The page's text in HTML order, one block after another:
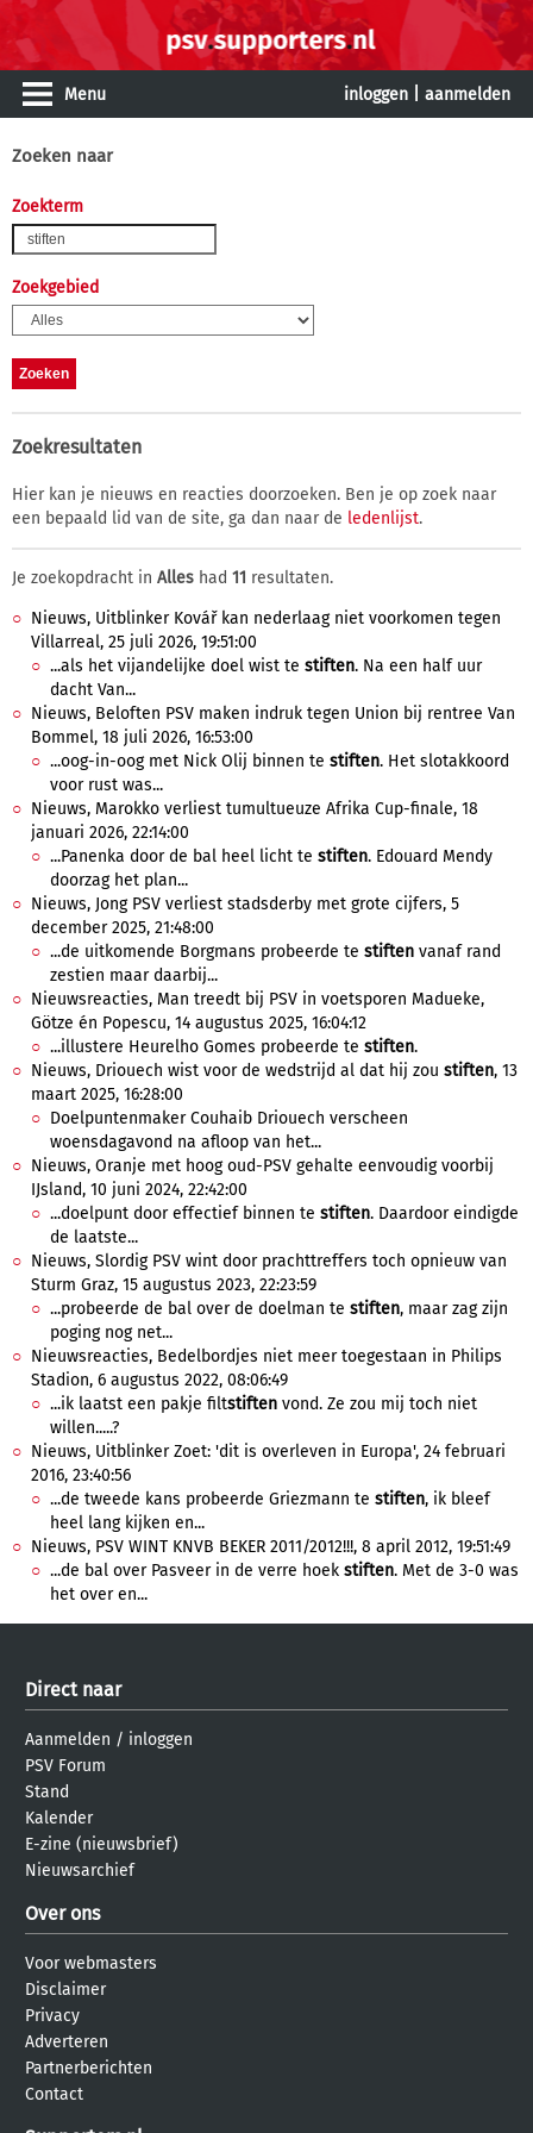
Menu inloggen aanmelden
Zoeken naar
Zoekterm
Zoekgebied
Zoekresultaten
Hier kan je nieuws en reacties doorzoeken. Ben je op zoek naar
een bepaald lid van de site, ga dan naar de ledenlijst.
Je zoekopdracht in Alles had 11 resultaten.
Nieuws, Uitblinker Kovář kan nederlaag niet voorkomen tegen
Villarreal, 25 juli 2026, 19:51:00
...als het vijandelijke doel wist te stiften. Na een half uur
dacht Van...
Nieuws, Beloften PSV maken indruk tegen Union bij rentree Van
Bommel, 18 juli 2026, 16:53:00
...oog-in-oog met Nick Olij binnen te stiften. Het slotakkoord
voor rust was...
Nieuws, Marokko verliest tumultueuze Afrika Cup-finale, 18
januari 2026, 22:14:00
...Panenka door de bal heel licht te stiften. Edouard Mendy
doorzag het plan...
Nieuws, Jong PSV verliest stadsderby met grote cijfers, 5
december 2025, 21:48:00
...de uitkomende Borgmans probeerde te stiften vanaf rand
zestien maar daarbij...
Nieuwsreacties, Man treedt bij PSV in voetsporen Madueke,
Götze én Popescu, 14 augustus 2025, 16:04:12
...illustere Heurelho Gomes probeerde te stiften.
Nieuws, Driouech wist voor de wedstrijd al dat hij zou stiften, 13
maart 2025, 16:28:00
Doelpuntenmaker Couhaib Driouech verscheen
woensdagavond na afloop van het...
Nieuws, Oranje met hoog oud-PSV gehalte eenvoudig voorbij
IJsland, 10 juni 2024, 22:42:00
...doelpunt door effectief binnen te stiften. Daardoor eindigde
de laatste...
Nieuws, Slordig PSV wint door prachttreffers toch opnieuw van
Sturm Graz, 15 augustus 2023, 22:23:59
...probeerde de bal over de doelman te stiften, maar zag zijn
poging nog net...
Nieuwsreacties, Bedelbordjes niet meer toegestaan in Philips
Stadion, 6 augustus 2022, 08:06:49
...ik laatst een pakje filtstiften vond. Ze zou mij toch niet
willen.....?
Nieuws, Uitblinker Zoet: 'dit is overleven in Europa', 24 februari
2016, 23:40:56
...de tweede kans probeerde Griezmann te stiften, ik bleef
heel lang kijken en...
Nieuws, PSV WINT KNVB BEKER 2011/2012!!!, 8 april 2012, 19:51:49
...de bal over Pasveer in de verre hoek stiften. Met de 3-0 was
het over en...
Direct naar
Aanmelden / inloggen
PSV Forum
Stand
Kalender
E-zine (nieuwsbrief)
Nieuwsarchief
Over ons
Voor webmasters
Disclaimer
Privacy
Adverteren
Partnerberichten
Contact